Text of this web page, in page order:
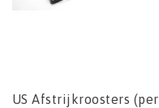
US Afstrijkroosters (per